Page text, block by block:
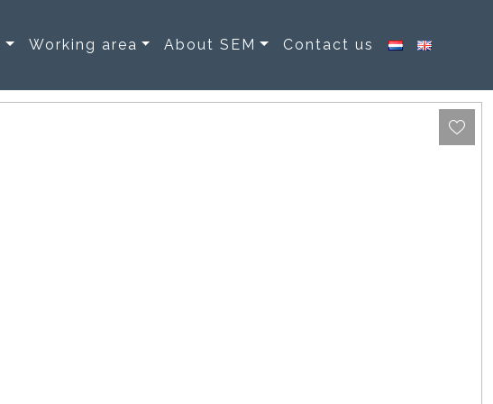
Working area About SEM Contact us